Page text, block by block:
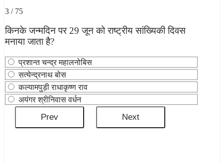
3 / 75
किनके जन्मदिन पर 29 जून को राष्ट्रीय सांख्यिकी दिवस
मनाया जाता है?
प्रशान्त चन्द्र महालनोबिस
सत्येन्द्रनाथ बोस
कल्यामपुड़ी राधाकृष्ण राव
अयंगर श्रीनिवास वर्धन